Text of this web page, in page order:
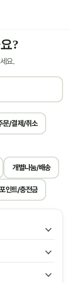
?
요.
문/결제/취소
개별나눔/배송
인트/충전금